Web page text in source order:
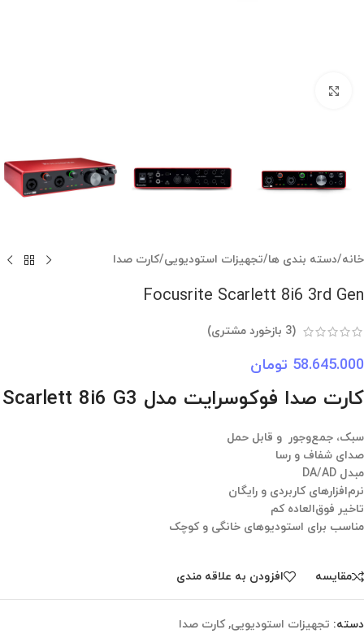
خانه/دسته بندی ها/تجهیزات استودیویی/کارت صدا
Focusrite Scarlett 8i6 3rd Gen
(
3 بازخورد مشتری)
58.645.000 تومان
کارت صدا فوکوسرایت مدل Scarlett 8i6 G3
سبک، جمع‌وجور و قابل حمل
صدای شفاف و رسا
مبدل DA/AD
نرم‌افزارهای کاربردی و رایگان
تاخیر فوق‌العاده کم
مناسب برای استودیوهای خانگی و کوچک
مقایسه افزودن به علاقه مندی
دسته: تجهیزات استودیویی, کارت صدا